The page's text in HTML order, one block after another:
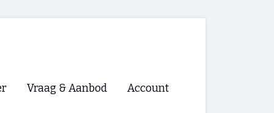
Vraag & Aanbod Account